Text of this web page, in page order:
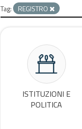
Tag: REGISTRO
ISTITUZIONI E
POLITICA